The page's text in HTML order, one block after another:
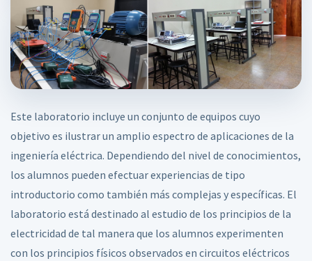
Este laboratorio incluye un conjunto de equipos cuyo
objetivo es ilustrar un amplio espectro de aplicaciones de la
ingeniería eléctrica. Dependiendo del nivel de conocimientos,
los alumnos pueden efectuar experiencias de tipo
introductorio como también más complejas y específicas. El
laboratorio está destinado al estudio de los principios de la
electricidad de tal manera que los alumnos experimenten
con los principios físicos observados en circuitos eléctricos